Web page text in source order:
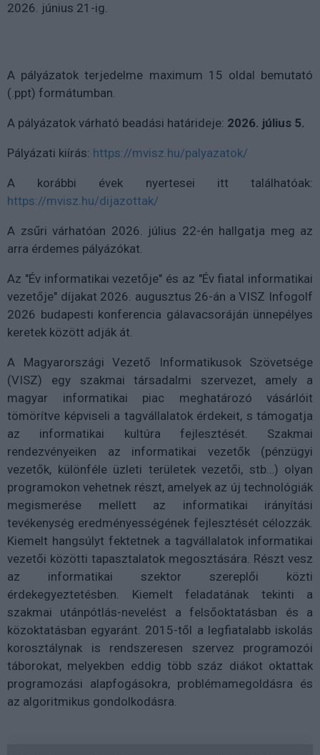
2026. június 21-ig.
A pályázatok terjedelme maximum 15 oldal bemutató
(.ppt) formátumban.
A pályázatok várható beadási határideje: 2026. július 5.
Pályázati kiírás: https://mvisz.hu/palyazatok/
A korábbi évek nyertesei itt találhatóak:
https://mvisz.hu/dijazottak/
A zsűri várhatóan 2026. július 22-én hallgatja meg az
arra érdemes pályázókat.
Az "Év informatikai vezetője" és az "Év fiatal informatikai
vezetője" díjakat 2026. augusztus 26-án a VISZ Infogolf
2026 budapesti konferencia gálavacsoráján ünnepélyes
keretek között adják át.
A Magyarországi Vezető Informatikusok Szövetsége
(VISZ) egy szakmai társadalmi szervezet, amely a
magyar informatikai piac meghatározó vásárlóit
tömörítve képviseli a tagvállalatok érdekeit, s támogatja
az informatikai kultúra fejlesztését. Szakmai
rendezvényeiken az informatikai vezetők (pénzügyi
vezetők, különféle üzleti területek vezetői, stb…) olyan
programokon vehetnek részt, amelyek az új technológiák
megismerése mellett az informatikai irányítási
tevékenység eredményességének fejlesztését célozzák.
Kiemelt hangsúlyt fektetnek a tagvállalatok informatikai
vezetői közötti tapasztalatok megosztására. Részt vesz
az informatikai szektor szereplői közti
érdekegyeztetésben. Kiemelt feladatának tekinti a
szakmai utánpótlás-nevelést a felsőoktatásban és a
közoktatásban egyaránt. 2015-től a legfiatalabb iskolás
korosztálynak is rendszeresen szervez programozói
táborokat, melyekben eddig több száz diákot oktattak
programozási alapfogásokra, problémamegoldásra és
az algoritmikus gondolkodásra.